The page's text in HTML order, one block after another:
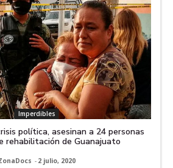
Imperdibles
política, asesinan a 24 personas
rehabilitación de Guanajuato
- 2 julio, 2020